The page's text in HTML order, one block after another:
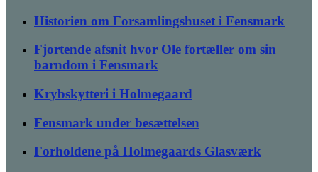
Historien om Forsamlingshuset i Fensmark
Fjortende afsnit hvor Ole fortæller om sin
barndom i Fensmark
Krybskytteri i Holmegaard
Fensmark under besættelsen
Forholdene på Holmegaards Glasværk